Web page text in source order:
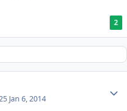
2
Jan 6, 2014